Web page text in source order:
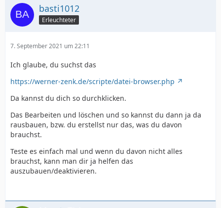
basti1012
Erleuchteter
7. September 2021 um 22:11
Ich glaube, du suchst das
https://werner-zenk.de/scripte/datei-browser.php
Da kannst du dich so durchklicken.
Das Bearbeiten und löschen und so kannst du dann ja da
rausbauen, bzw. du erstellst nur das, was du davon
brauchst.
Teste es einfach mal und wenn du davon nicht alles
brauchst, kann man dir ja helfen das
auszubauen/deaktivieren.